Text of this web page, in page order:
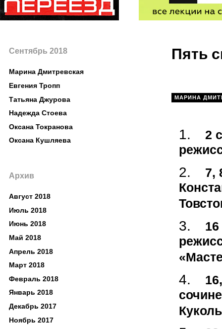
Пять
МАРИНА
2
7,
Cентябрь 2018
Марина Дмитревская
Евгения Тропп
Татьяна Джурова
Надежда Стоева
Оксана Токранова
Оксана Кушляева
Архив
Август 2018
Июль 2018
Июнь 2018
Май 2018
Апрель 2018
Март 2018
Февраль 2018
Январь 2018
Декабрь 2017
Ноябрь 2017